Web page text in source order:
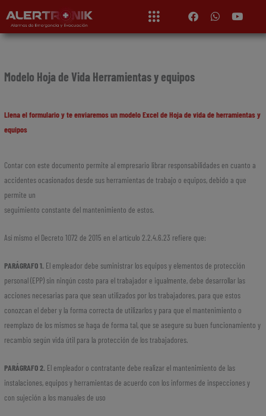
contenido
F
a
c
e
k
W
h
a
t
Y
o
u
t
Modelo Hoja de Vida Herramientas y equipos
Llena el formulario y te enviaremos un modelo Excel de Hoja de vida de herramientas y
equipos
Contar con este documento permite al empresario librar responsabilidades en cuanto a
accidentes ocasionados desde sus herramientas de trabajo o equipos, debido a que
permite un
seguimiento constante del mantenimiento de estos.
Así mismo el Decreto 1072 de 2015 en el artículo 2.2.4.6.23 refiere que:
PARÁGRAFO 1. El empleador debe suministrar los equipos y elementos de protección
personal (EPP) sin ningún costo para el trabajador e igualmente, debe desarrollar las
acciones necesarias para que sean utilizados por los trabajadores, para que estos
conozcan el deber y la forma correcta de utilizarlos y para que el mantenimiento o
reemplazo de los mismos se haga de forma tal, que se asegure su buen funcionamiento y
recambio según vida útil para la protección de los trabajadores.
PARÁGRAFO 2. El empleador o contratante debe realizar el mantenimiento de las
instalaciones, equipos y herramientas de acuerdo con los informes de inspecciones y
con sujeción a los manuales de uso